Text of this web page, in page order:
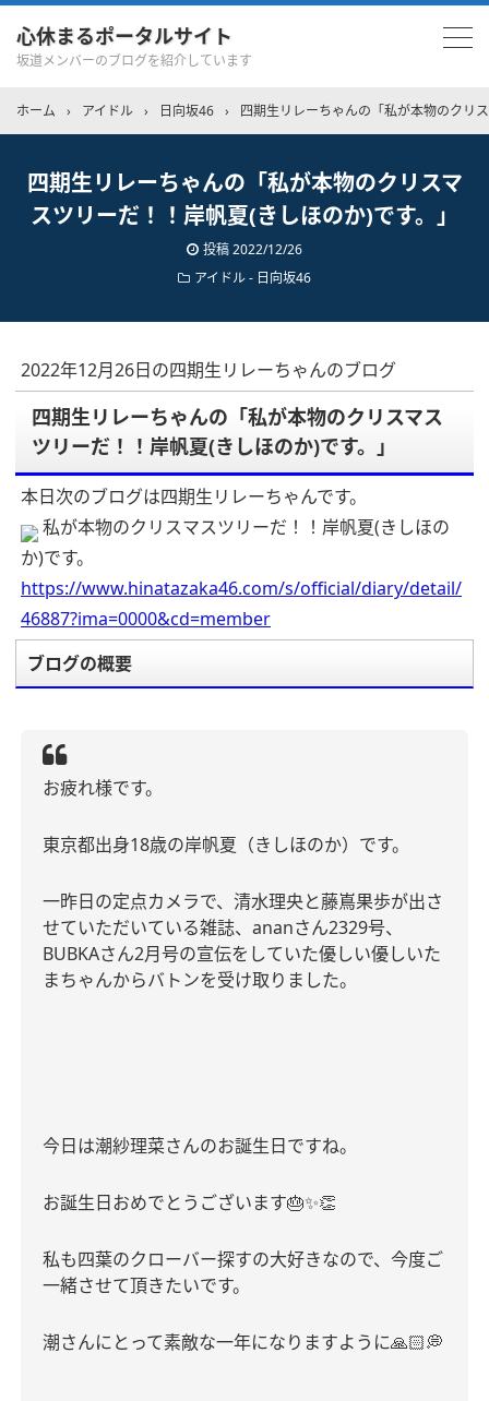
心休まるポータルサイト
坂道メンバーのブログを紹介しています
ホーム › アイドル › 日向坂46 › 四期生リレーちゃんの「私が本物のクリ
四期生リレーちゃんの「私が本物のクリスマ
スツリーだ！！岸帆夏(きしほのか)です。」
投稿2022/12/26
アイドル - 日向坂46
2022年12月26日の四期生リレーちゃんのブログ
四期生リレーちゃんの「私が本物のクリスマス
ツリーだ！！岸帆夏(きしほのか)です。」
本日次のブログは四期生リレーちゃんです。
私が本物のクリスマスツリーだ！！岸帆夏(きしほの
か)です。
https://www.hinatazaka46.com/s/official/diary/detail/
46887?ima=0000&cd=member
ブログの概要
お疲れ様です。
東京都出身18歳の岸帆夏（きしほのか）です。
一昨日の定点カメラで、清水理央と藤嶌果歩が出さ
せていただいている雑誌、 ananさん2329号、
BUBKAさん2月号の宣伝をしていた優しい優しいた
まちゃんからバトンを受け取りました。
今日は潮紗理菜さんのお誕生日ですね。
お誕生日おめでとうございます🎂✨👏
私も四葉のクローバー探すの大好きなので、今度ご
一緒させて頂きたいです。
潮さんにとって素敵な一年になりますように🙏🏻💭